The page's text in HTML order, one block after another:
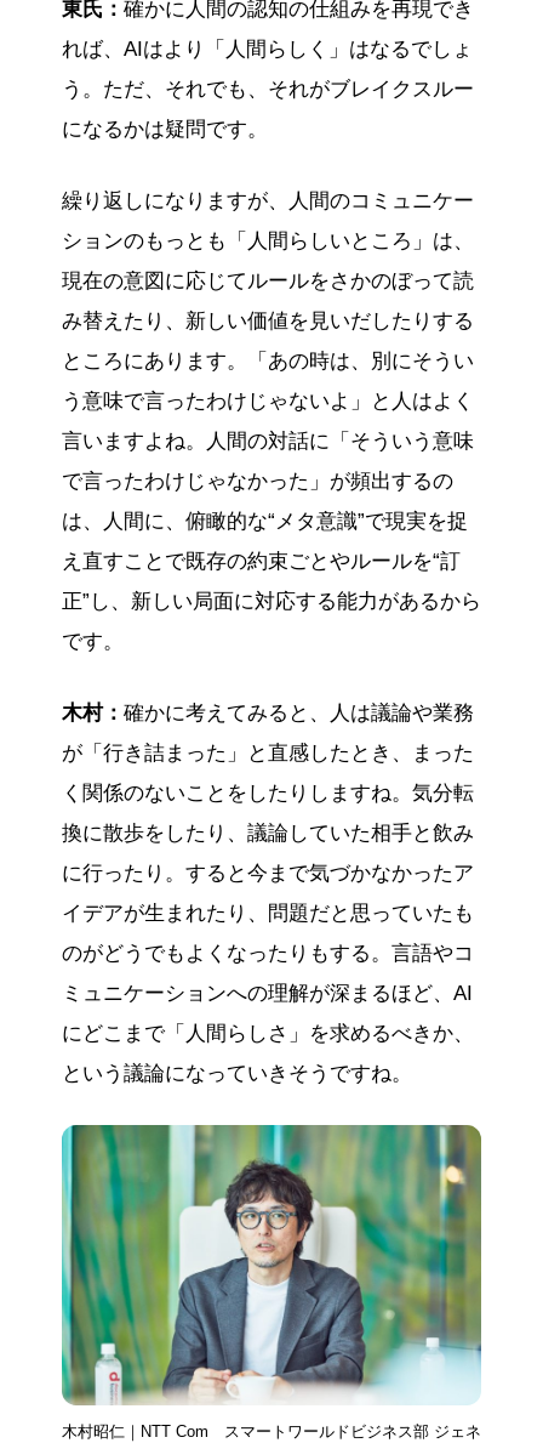
東氏： 確かに人間の認知の仕組みを再現でき
れば、AIはより「人間らしく」はなるでしょ
う。ただ、それでも、それがブレイクスルー
になるかは疑問です。
繰り返しになりますが、人間のコミュニケー
ションのもっとも「人間らしいところ」は、
現在の意図に応じてルールをさかのぼって読
み替えたり、新しい価値を見いだしたりする
ところにあります。「あの時は、別にそうい
う意味で言ったわけじゃないよ」と人はよく
言いますよね。人間の対話に「そういう意味
で言ったわけじゃなかった」が頻出するの
は、人間に、俯瞰的な“メタ意識”で現実を捉
え直すことで既存の約束ごとやルールを“訂
正”し、新しい局面に対応する能力があるから
です。
木村： 確かに考えてみると、人は議論や業務
が「行き詰まった」と直感したとき、まった
く関係のないことをしたりしますね。気分転
換に散歩をしたり、議論していた相手と飲み
に行ったり。すると今まで気づかなかったア
イデアが生まれたり、問題だと思っていたも
のがどうでもよくなったりもする。言語やコ
ミュニケーションへの理解が深まるほど、AI
にどこまで「人間らしさ」を求めるべきか、
という議論になっていきそうですね。
木村昭仁｜NTT Com スマートワールドビジネス部 ジェネ